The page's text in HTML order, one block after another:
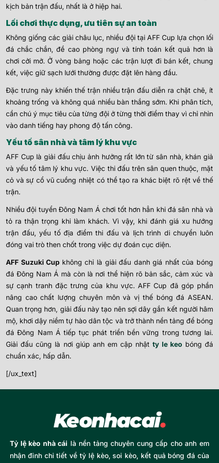
kịch bản trận đấu, nhất là ở hiệp hai.
Lối chơi thực dụng, ưu tiên sự an toàn
Không giống các giải châu lục, nhiều đội tại AFF Cup lựa chọn lối
đá chắc chắn, đề cao phòng ngự và tính toán kết quả hơn là
chơi cởi mở. Ở vòng bảng hoặc các trận lượt đi bán kết, chung
kết, việc giữ sạch lưới thường được đặt lên hàng đầu.
Đặc trưng này khiến thế trận nhiều trận đấu diễn ra chặt chẽ, ít
khoảng trống và không quá nhiều bàn thắng sớm. Khi phân tích,
cần chú ý mục tiêu của từng đội ở từng thời điểm thay vì chỉ nhìn
vào danh tiếng hay phong độ tấn công.
Yếu tố sân nhà và tâm lý khu vực
AFF Cup là giải đấu chịu ảnh hưởng rất lớn từ sân nhà, khán giả
và yếu tố tâm lý khu vực. Việc thi đấu trên sân quen thuộc, mặt
cỏ và sự cổ vũ cuồng nhiệt có thể tạo ra khác biệt rõ rệt về thế
trận.
Nhiều đội tuyển Đông Nam Á chơi tốt hơn hẳn khi đá sân nhà và
tỏ ra thận trọng khi làm khách. Vì vậy, khi đánh giá xu hướng
trận đấu, yếu tố địa điểm thi đấu và lịch trình di chuyển luôn
đóng vai trò then chốt trong việc dự đoán cục diện.
AFF Suzuki Cup không chỉ là giải đấu danh giá nhất của bóng
đá Đông Nam Á mà còn là nơi thể hiện rõ bản sắc, cảm xúc và
sự cạnh tranh đặc trưng của khu vực. AFF Cup đã góp phần
nâng cao chất lượng chuyên môn và vị thế bóng đá ASEAN.
Quan trọng hơn, giải đấu này tạo nên sợi dây gắn kết người hâm
mộ, khơi dậy niềm tự hào dân tộc và trở thành nền tảng để bóng
đá Đông Nam Á tiếp tục phát triển bền vững trong tương lai.
Giải đấu cũng là nơi giúp anh em cập nhậtty le keo bóng đá
chuẩn xác, hấp dẫn.
[/ux_text]
Tỷ lệ kèo nhà cái là nền tảng chuyên cung cấp cho anh em
nhận đinh chi tiết về tỷ lệ kèo, soi kèo, kết quả bóng đá của